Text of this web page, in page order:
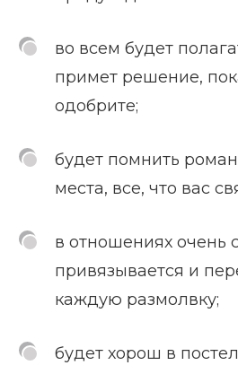
во всем будет
примет решение,
одобрите;
будет помнить
места, все, что вас
в отношениях очень
привязывается и
каждую размолвку;
будет хорош в